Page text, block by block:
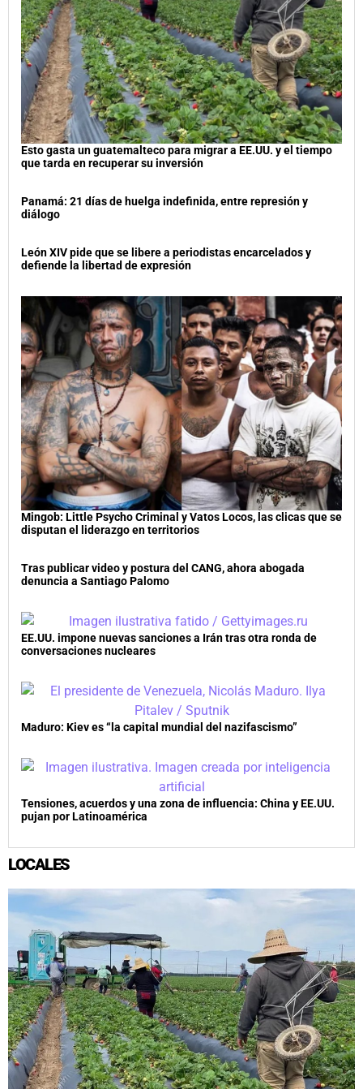
Esto gasta un guatemalteco para migrar a EE.UU. y el tiempo
que tarda en recuperar su inversión
Panamá: 21 días de huelga indefinida, entre represión y
diálogo
León XIV pide que se libere a periodistas encarcelados y
defiende la libertad de expresión
Mingob: Little Psycho Criminal y Vatos Locos, las clicas que se
disputan el liderazgo en territorios
Tras publicar video y postura del CANG, ahora abogada
denuncia a Santiago Palomo
EE.UU. impone nuevas sanciones a Irán tras otra ronda de
conversaciones nucleares
Maduro: Kiev es “la capital mundial del nazifascismo”
Tensiones, acuerdos y una zona de influencia: China y EE.UU.
pujan por Latinoamérica
LOCALES